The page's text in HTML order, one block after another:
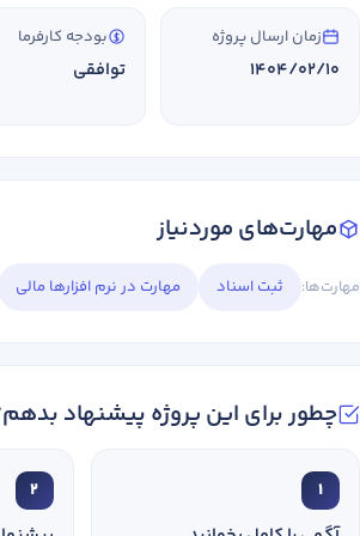
زمان ارسال پروژه
1404/02/10
بودجه کارفرما
توافقی
مهارت‌های موردنیاز
مهارت‌ها: ثبت اسناد مهارت در نرم افزارها مالی
چطور برای این پروژه پیشنهاد
1
2
رشته تحصیلی
در صورتی که سابقه دارید توضیح مختصر از